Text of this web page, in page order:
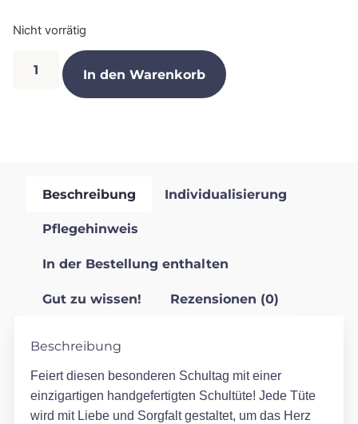
Nicht vorrätig
In den Warenkorb
Beschreibung Individualisierung
Pflegehinweis
In der Bestellung enthalten
Gut zu wissen! Rezensionen (0)
Beschreibung
Feiert diesen besonderen Schultag mit einer
einzigartigen handgefertigten Schultüte! Jede Tüte
wird mit Liebe und Sorgfalt gestaltet, um das Herz